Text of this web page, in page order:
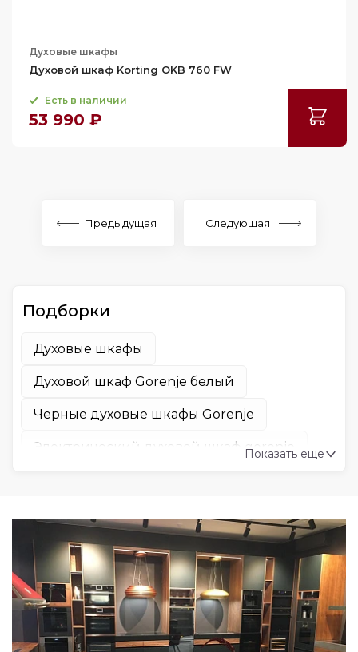
Духовые шкафы
Духовой шкаф Korting OKB 760 FW
Есть в наличии
53 990 ₽
Предыдущая Следующая
Подборки
Духовые шкафы
Духовой шкаф Gorenje белый
Черные духовые шкафы Gorenje
Электрический духовой шкаф gorenje
Духовой шкаф Midea белый
Духовой шкаф Midea с СВЧ
Духовой шкаф Midea черный
Электрический духовой шкаф Midea
Показать еще